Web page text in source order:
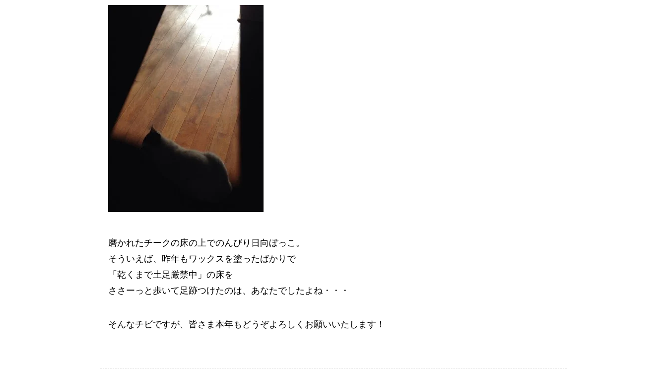
磨かれたチークの床の上でのんびり日向ぼっこ。
そういえば、昨年もワックスを塗ったばかりで
「乾くまで土足厳禁中」の床を
ささーっと歩いて足跡つけたのは、あなたでしたよね・・・
そんなチビですが、皆さま本年もどうぞよろしくお願いいたします！